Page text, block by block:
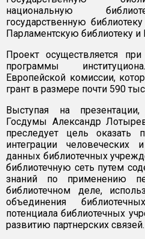
национальную
государственную
Парламентскую библиотеку
Проект осуществляется
программы
Европейской комиссии,
грант в размере почти 590
Выступая на презентации,
Госдумы Александр
преследует цель оказать
интеграции человеческих
данных библиотечных
библиотечную сеть путем
знаний по применению
библиотечном деле,
объединения
потенциала библиотечных
развитию партнерских связей.